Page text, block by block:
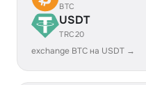
BTC
USDT
TRC20
exchange BTC на USDT →